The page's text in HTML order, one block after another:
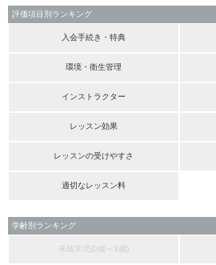
評価項目別ランキング
入会手続き・特典
環境・衛生管理
インストラクター
レッスン効果
レッスンの受けやすさ
適切なレッスン料
学齢別ランキング
未就学児(0歳～3歳)